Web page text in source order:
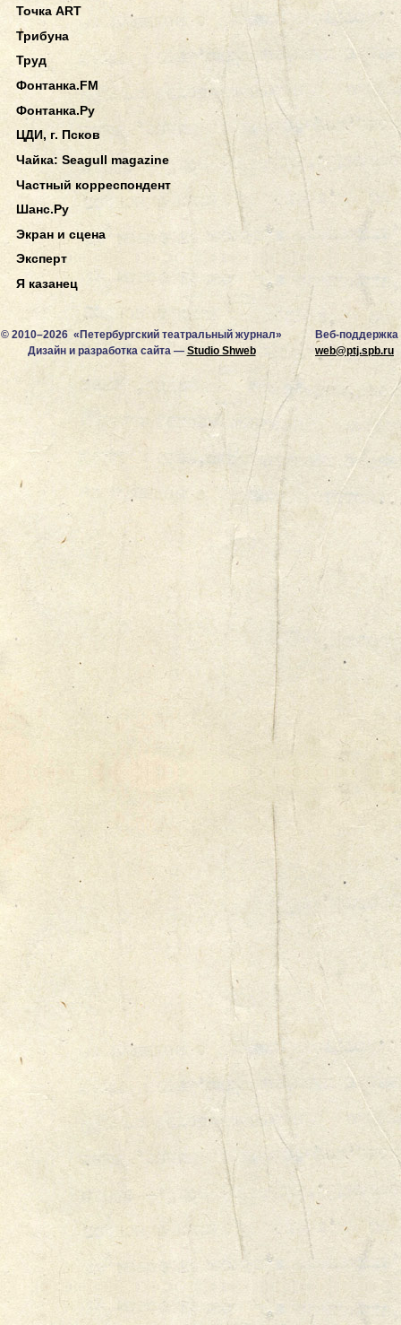
Точка ART
Трибуна
Труд
Фонтанка.FM
Фонтанка.Ру
ЦДИ, г. Псков
Чайка: Seagull magazine
Частный корреспондент
Шанс.Ру
Экран и сцена
Эксперт
Я казанец
© 2010–2026 «Петербургский театральный журнал»
Дизайн и разработка сайта — Studio Shweb
Веб-поддержка
web@ptj.spb.ru